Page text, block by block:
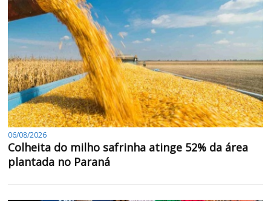
06/08/2026
Colheita do milho safrinha atinge 52% da área
plantada no Paraná